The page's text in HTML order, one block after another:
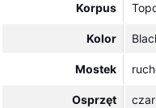
Korpus
Kolor
Mostek
Osprzęt